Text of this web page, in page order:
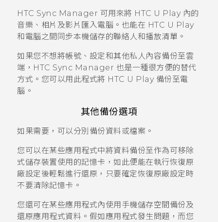
HTC Sync Manager 可用來將 HTC U Play內的
音樂、相片及影片匯入電腦。也能在 HTC U Play
和電腦之間同步本機儲存的聯絡人和播放清單。
如果您不想將帳號、設定和其他私人內容備份至雲
端， HTC Sync Manager 也是一種很方便的替代
方式。您可以用此程式將 HTC U Play備份至電
腦。
其他備份選項
如果需要，可以分別備份資料或檔案。
您可以在某些應用程式中將資料備份至作為可移除
式儲存裝置使用的記憶卡，如此便能在執行恢復原
廠設定後輕鬆進行還原，只要確定恢復原廠設定時
不要清除記憶卡。
您還可在某些應用程式內使用手機儲存空間備份及
還原應用程式資料。假如應用程式發生問題，而您